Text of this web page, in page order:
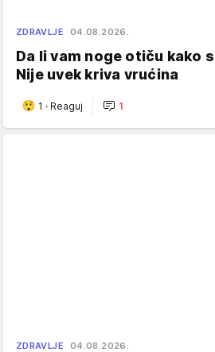
ZDRAVLJE 04.08.2026.
Da li vam noge otiču kako
Nije uvek kriva vrućina
1 · Reaguj 1
ZDRAVLJE 04.08.2026.